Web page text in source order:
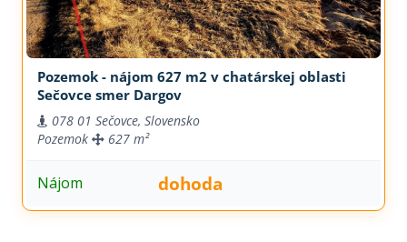
Pozemok - nájom 627 m2 v chatárskej oblasti
Sečovce smer Dargov
078 01 Sečovce, Slovensko
Pozemok
627 m²
Nájom dohoda